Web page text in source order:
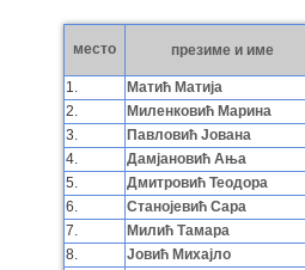
место презиме и име
1.
Матић Матија
2.
Миленковић Марина
3.
Павловић Јована
4.
Дамјановић Aња
5.
Дмитровић Теодора
6.
Станојевић Сара
7.
Милић Тамара
8.
Јовић Михајло